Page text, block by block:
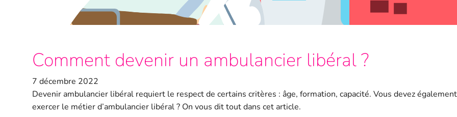
Comment devenir un ambulancier libéral ?
7 décembre 2022
Devenir ambulancier libéral requiert le respect de certains critères : âge, formation, capacité. Vous devez
exercer le métier d’ambulancier libéral ? On vous dit tout dans cet article.